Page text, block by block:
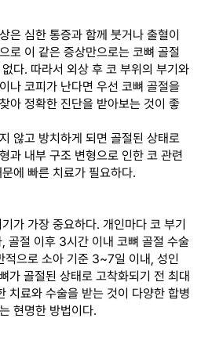
은 심한 통증과 함께 붓거나 출혈이
로 이 같은 증상만으로는 코뼈 골절
다. 따라서 외상 후 코 부위의 부기와
나 코피가 난다면 우선 코뼈 골절을
아 정확한 진단을 받아보는 것이 좋
않고 방치하게 되면 골절된 상태로
과 내부 구조 변형으로 인한 코 관련
에 빠른 치료가 필요하다.
가 가장 중요하다. 개인마다 코 부기
골절 이후 3시간 이내 코뼈 골절 수술
적으로 소아 기준 3~7일 이내, 성인
가 골절된 상태로 고착화되기 전 최대
치료와 수술을 받는 것이 다양한 합병
현명한 방법이다.